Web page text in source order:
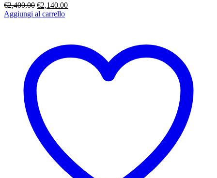
€2,400.00 Il
prezzo
€2,140.00Il
Aggiungi al carrello